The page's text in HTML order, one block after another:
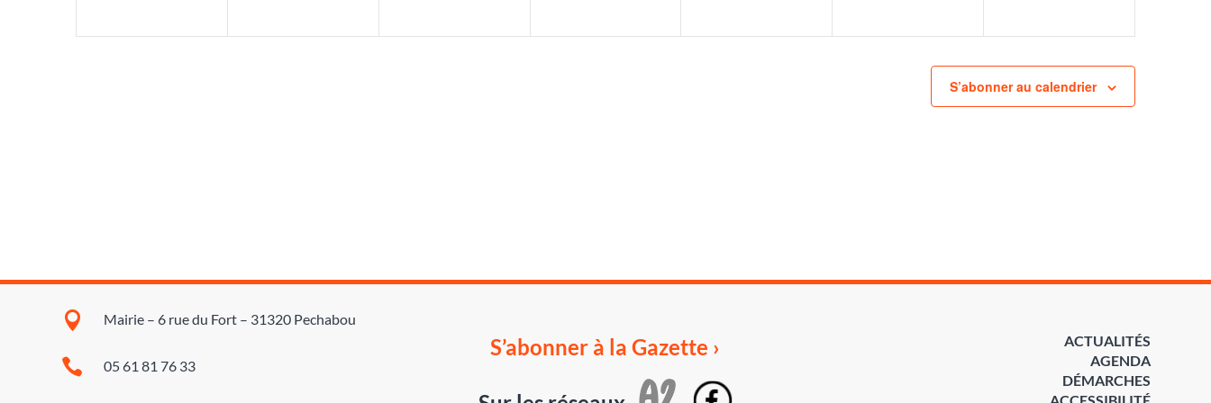
S’abonner au calendrier
 Mairie – 6 rue du Fort – 31320 Pechabou
 05 61 81 76 33
S’abonner à la Gazette ›
ACTUALITÉS
AGENDA
DÉMARCHES
ACCESSIBILITÉ